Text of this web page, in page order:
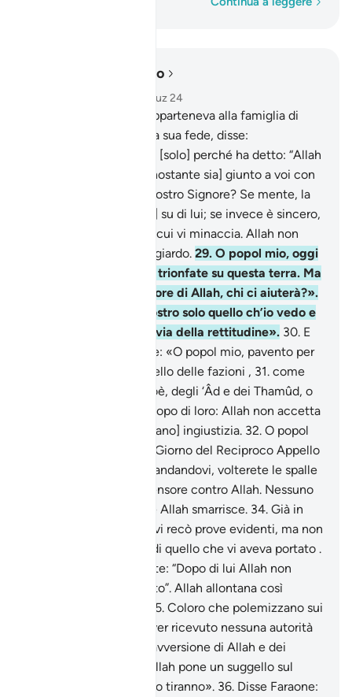
Leggere nel contesto
Capitolo 40, Pagina 470, Juz 24
Un credente che apparteneva alla famiglia di
Faraone e che celava la sua fede, disse:
«Uccidereste un uomo [solo] perché ha detto: “Allah
è il mio Signore” e [nonostante sia] giunto a voi con
prove provenienti dal vostro Signore? Se mente, la
sua menzogna [ricadrà] su di lui; se invece è sincero,
subirete parte di ciò di cui vi minaccia. Allah non
guida chi è iniquo e bugiardo. 29. O popol mio, oggi
la sovranità è vostra e trionfate su questa terra. Ma
quando giungerà il rigore di Allah, chi ci aiuterà?».
Disse Faraone: «Vi mostro solo quello ch’io vedo e
non vi guido che sulla via della rettitudine». 30. E
colui che credeva disse: «O popol mio, pavento per
voi un giorno come quello delle fazioni , 31. come
quello del popolo di Noè, degli ‘Âd e dei Thamûd, o
di quelli [che vissero] dopo di loro: Allah non accetta
che i Suoi servi [subiscano] ingiustizia. 32. O popol
mio, pavento per voi il Giorno del Reciproco Appello
il Giorno in cui, sbandandovi, volterete le spalle
e non avrete alcun difensore contro Allah. Nessuno
potrà guidare colui che Allah smarrisce. 34. Già in
precedenza Giuseppe vi recò prove evidenti, ma non
smetteste di dubitare di quello che vi aveva portato .
Quando poi morì diceste: “Dopo di lui Allah non
susciterà un altro inviato”. Allah allontana così
35. Coloro che polemizzano sui
segni di Allah, senza aver ricevuto nessuna autorità
[per farlo], suscitano l’avversione di Allah e dei
credenti. In tal modo Allah pone un suggello sul
cuore di ogni orgoglioso tiranno». 36. Disse Faraone: